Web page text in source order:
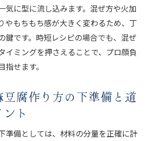
麻豆腐の食感が変わる材料比較ポ
麻豆腐作り方の新定番アレンジ解
胡麻豆腐が精進料理で愛される理由
麻豆腐レシピで心身にやさしい食
気に型に流し込みます。混ぜ方や火加
やもちもち感が大きく変わるため、丁
鍵です。時短レシピの場合でも、混ぜ
イミングを押さえることで、プロ顔負
せます。
腐作り方の下準備と道
ト
準備としては、材料の分量を正確に計